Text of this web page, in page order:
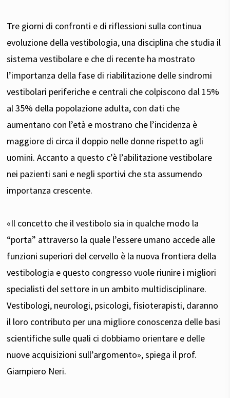
Tre giorni di confronti e di riflessioni sulla continua
evoluzione della vestibologia, una disciplina che studia il
sistema vestibolare e che di recente ha mostrato
l’importanza della fase di riabilitazione delle sindromi
vestibolari periferiche e centrali che colpiscono dal 15%
al 35% della popolazione adulta, con dati che
aumentano con l’età e mostrano che l’incidenza è
maggiore di circa il doppio nelle donne rispetto agli
uomini. Accanto a questo c’è l’abilitazione vestibolare
nei pazienti sani e negli sportivi che sta assumendo
importanza crescente.
«Il concetto che il vestibolo sia in qualche modo la
“porta” attraverso la quale l’essere umano accede alle
funzioni superiori del cervello è la nuova frontiera della
vestibologia e questo congresso vuole riunire i migliori
specialisti del settore in un ambito multidisciplinare.
Vestibologi, neurologi, psicologi, fisioterapisti, daranno
il loro contributo per una migliore conoscenza delle basi
scientifiche sulle quali ci dobbiamo orientare e delle
nuove acquisizioni sull’argomento», spiega il prof.
Giampiero Neri.